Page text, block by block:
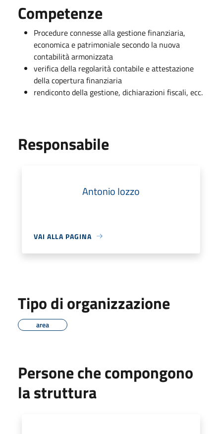
Competenze
Procedure connesse alla gestione finanziaria,
economica e patrimoniale secondo la nuova
contabilità armonizzata
verifica della regolarità contabile e attestazione
della copertura finanziaria
rendiconto della gestione, dichiarazioni fiscali, ecc.
Responsabile
Antonio Iozzo
VAI ALLA PAGINA
Tipo di organizzazione
area
Persone che compongono
la struttura